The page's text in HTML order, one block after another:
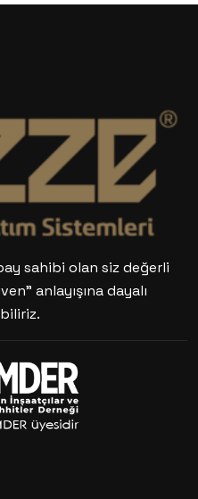
sahibi olan siz değerli
anlayışına dayalı